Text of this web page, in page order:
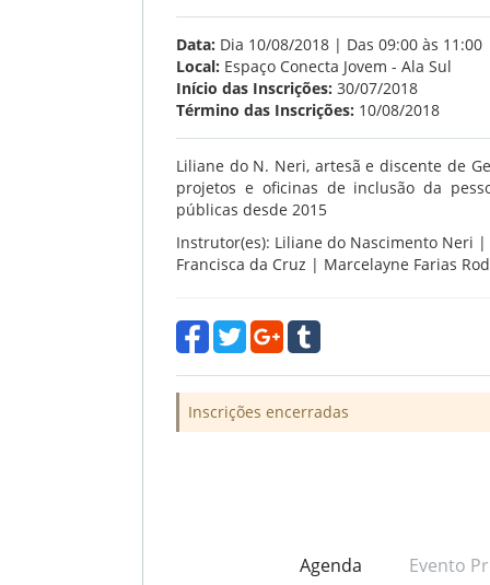
Data: Dia 10/08/2018 | Das 09:00 às 11:00
Local: Espaço Conecta Jovem - Ala Sul
Início das Inscrições: 30/07/2018
Término das Inscrições: 10/08/2018
Liliane do N. Neri, artesã e discente de
projetos e oficinas de inclusão da
públicas desde 2015
Instrutor(es): Liliane do Nascimento Neri
Francisca da Cruz | Marcelayne Farias
Inscrições encerradas
Agenda Evento